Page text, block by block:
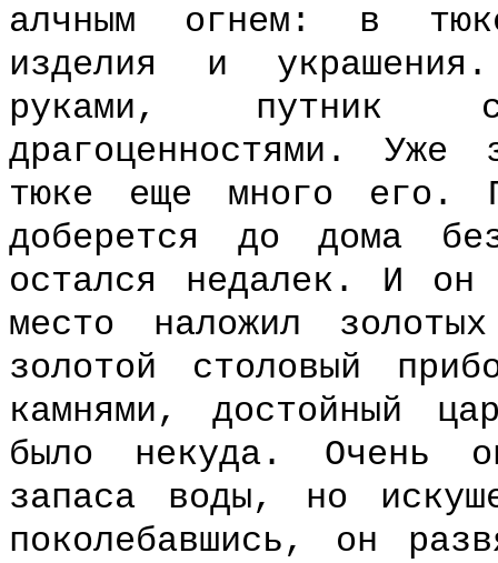
алчным огнем: в
изделия и
руками, путник
драгоценностями.
тюке еще много его.
доберется до дома
остался недалек. И
место наложил
золотой столовый
камнями, достойный
было некуда. Очень
запаса воды, но
поколебавшись, он